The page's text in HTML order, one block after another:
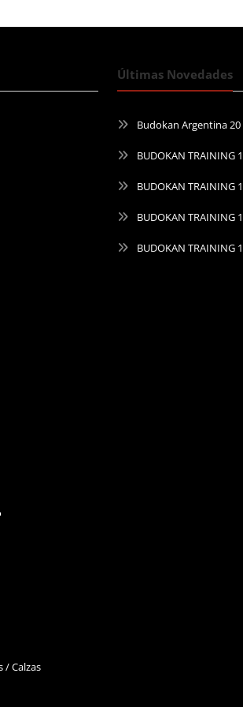
/ Calzas
Últimas Novedades
Budokan Argentina
BUDOKAN TRAINING
BUDOKAN TRAINING
BUDOKAN TRAINING
BUDOKAN TRAINING